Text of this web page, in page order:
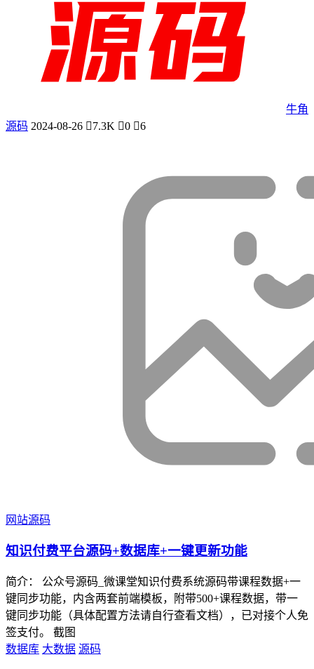
牛角
源码 2024-08-26 7.3K 0 6
网站源码
知识付费平台源码+数据库+一键更新功能
简介： 公众号源码_微课堂知识付费系统源码带课程数据+一
键同步功能，内含两套前端模板，附带500+课程数据，带一
键同步功能（具体配置方法请自行查看文档），已对接个人免
签支付。 截图
数据库 大数据 源码